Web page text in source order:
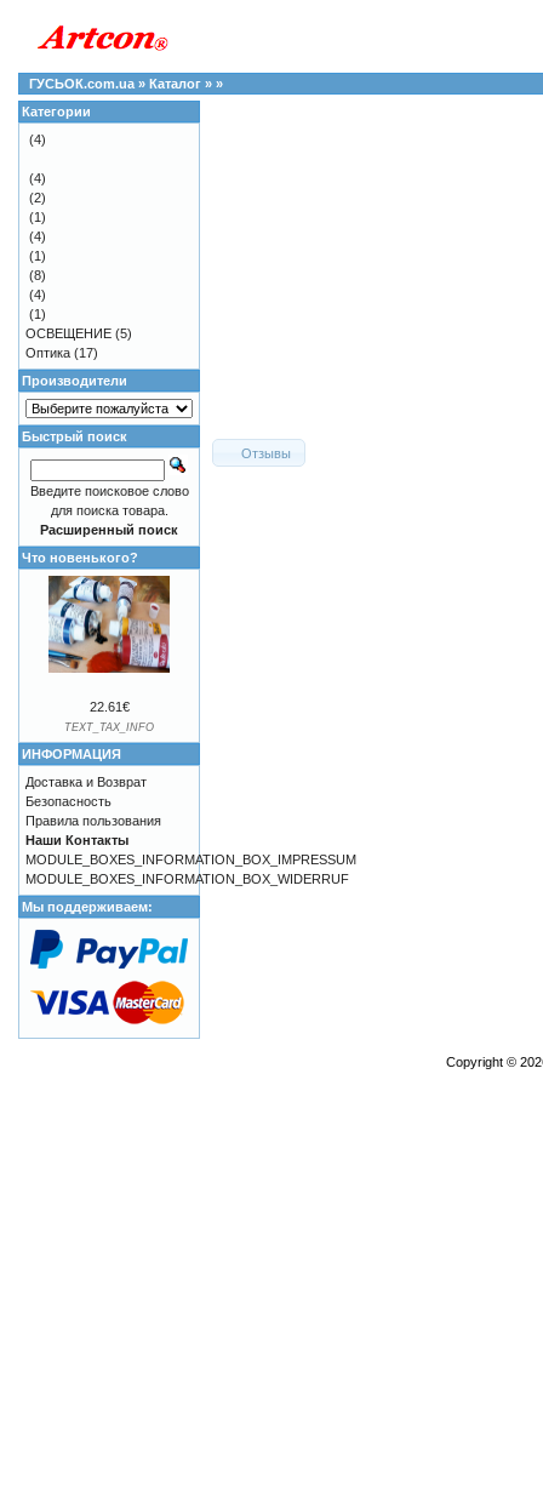
ГУСЬОК.com.ua » Каталог » »
Отзывы
Категории
(4)
(4)
(2)
(1)
(4)
(1)
(8)
(4)
(1)
ОСВЕЩЕНИЕ (5)
Оптика (17)
Производители
Быстрый поиск
Введите поисковое слово
для поиска товара.
Расширенный поиск
Что новенького?
22.61€
TEXT_TAX_INFO
ИНФОРМАЦИЯ
Доставка и Возврат
Безопасность
Правила пользования
Наши Контакты
MODULE_BOXES_INFORMATION_BOX_IMPRESSUM
MODULE_BOXES_INFORMATION_BOX_WIDERRUF
Мы поддерживаем:
Copyright ©